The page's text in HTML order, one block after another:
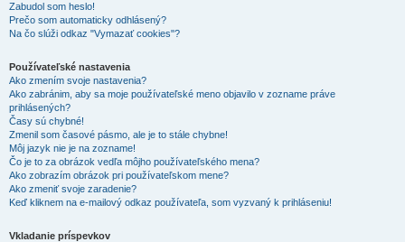
Zabudol som heslo!
Prečo som automaticky odhlásený?
Na čo slúži odkaz "Vymazať cookies"?
Používateľské nastavenia
Ako zmením svoje nastavenia?
Ako zabránim, aby sa moje používateľské meno objavilo v zozname práve
prihlásených?
Časy sú chybné!
Zmenil som časové pásmo, ale je to stále chybne!
Môj jazyk nie je na zozname!
Čo je to za obrázok vedľa môjho používateľského mena?
Ako zobrazím obrázok pri používateľskom mene?
Ako zmeniť svoje zaradenie?
Keď kliknem na e-mailový odkaz používateľa, som vyzvaný k prihláseniu!
Vkladanie príspevkov